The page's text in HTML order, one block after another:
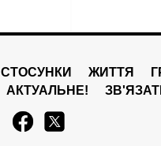
СТОСУНКИ ЖИТТЯ
АКТУАЛЬНЕ!